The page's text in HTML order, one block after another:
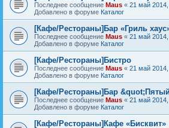
Последнее сообщение Maus « 21 май 2014,
Добавлено в форуме Каталог
[Кафе/Рестораны]Бар «Гриль
Последнее сообщение Maus « 21 май
Добавлено в форуме Каталог
[Кафе/Рестораны]Бистро
Последнее сообщение Maus « 21 май
Добавлено в форуме Каталог
[Кафе/Рестораны]Бар
Последнее сообщение Maus « 21 май
Добавлено в форуме Каталог
[Кафе/Рестораны]Кафе «Бисквит»